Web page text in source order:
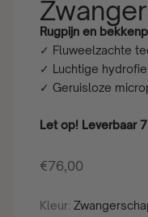
Rugpijn en
✓ Fluweelzachte
✓ Luchtige
✓ Geruisloze
Let op! Leverbaar
Aanbiedingsprijs
€76,00
Kleur: